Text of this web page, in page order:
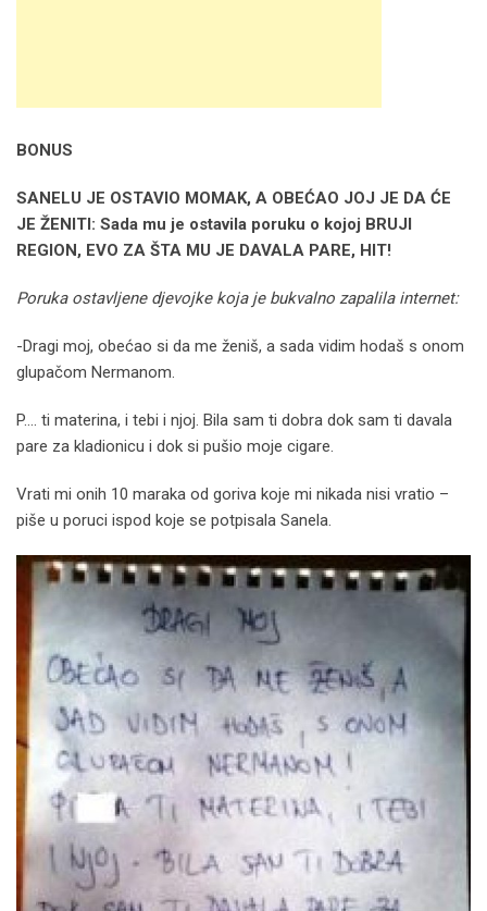
BONUS
SANELU JE OSTAVIO MOMAK, A OBEĆAO JOJ JE DA ĆE
JE ŽENITI: Sada mu je ostavila poruku o kojoj BRUJI
REGION, EVO ZA ŠTA MU JE DAVALA PARE, HIT!
Poruka ostavljene djevojke koja je bukvalno zapalila internet:
-Dragi moj, obećao si da me ženiš, a sada vidim hodaš s onom
glupačom Nermanom.
P…. ti materina, i tebi i njoj. Bila sam ti dobra dok sam ti davala
pare za kladionicu i dok si pušio moje cigare.
Vrati mi onih 10 maraka od goriva koje mi nikada nisi vratio –
piše u poruci ispod koje se potpisala Sanela.